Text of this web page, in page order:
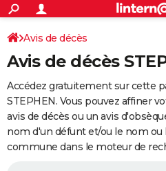
ACTUALITÉS
Politique
Société
Faits Divers
Education
Monde
Villes
+
SPORT
Coupe du monde 2026
Football
Tennis
Cyclisme
Rugby
Forum
Programme TV
TNT
Streaming
Cinéma
Sorties cinéma
Musique
+
FINANCE
Retraite
Epargne
Immobilier
Risques naturels par ville
Banque
Assurance
AUTO
Essais
Réserver un essai
Citadines
Berlines
SUV
Forum auto
+
Avis de décès
Avis de décès
Accédez gratuitement sur cette
STEPHEN. Vous pouvez affiner
avis de décès ou un avis
nom d'un défunt et/ou le nom ou
commune dans le moteur de